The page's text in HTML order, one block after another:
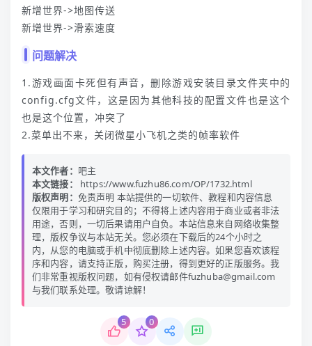
新增世界->地图传送
新增世界->滑索速度
问题解决
1.游戏画面卡死但有声音，删除游戏安装目录文件夹中的
config.cfg文件，这是因为其他科技的配置文件也是这个
也是这个位置，冲突了
2.菜单出不来，关闭微星小飞机之类的帧率软件
本文作者： 吧主
本文链接：
https://www.fuzhu86.com/OP/1732.html
版权声明： 免责声明 本站提供的一切软件、教程和内容信息
仅限用于学习和研究目的；不得将上述内容用于商业或者非法
用途，否则，一切后果请用户自负。本站信息来自网络收集整
理，版权争议与本站无关。您必须在下载后的24个小时之
内，从您的电脑或手机中彻底删除上述内容。如果您喜欢该程
序和内容，请支持正版，购买注册，得到更好的正版服务。我
们非常重视版权问题，如有侵权请邮件fuzhuba@gmail.com
与我们联系处理。敬请谅解！
5 0